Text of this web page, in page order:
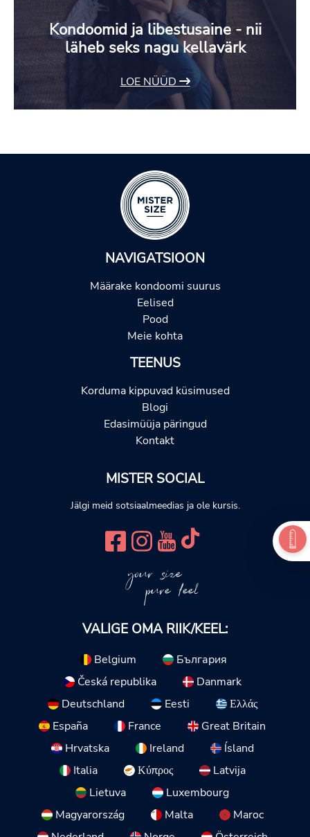
Kondoomid ja libestusaine - nii
läheb seks nagu kellavärk
LOE NÜÜD
NAVIGATSIOON
Määrake kondoomi suurus
Eelised
Pood
Meie kohta
TEENUS
Korduma kippuvad küsimused
Blogi
Edasimüüja päringud
Kontakt
MISTER SOCIAL
Jälgi meid sotsiaalmeedias ja ole kursis.
your size
pure feel
VALIGE OMA RIIK/KEEL:
Belgium
България
Česká republika
Danmark
Deutschland
Eesti
Ελλάς
España
France
Great Britain
Hrvatska
Ireland
Ísland
Italia
Κύπρος
Latvija
Lietuva
Luxembourg
Magyarország
Malta
Maroc